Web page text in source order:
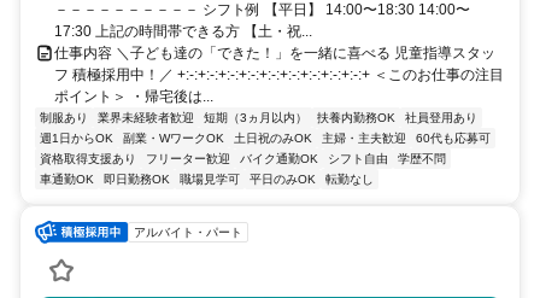
－－－－－－－－－－ シフト例 【平日】 14:00〜18:30 14:00〜
17:30 上記の時間帯できる方 【土・祝...
仕事内容 ＼子ども達の「できた！」を一緒に喜べる 児童指導スタッ
フ 積極採用中！／ +:-:+:-:+:-:+:-:+:-:+:-:+:-:+:-:+:-:+ ＜このお仕事の注目
ポイント＞ ・帰宅後は...
制服あり 業界未経験者歓迎 短期（3ヵ月以内） 扶養内勤務OK
社員登用あり
週1日からOK
副業・WワークOK 土日祝のみOK 主婦・主夫歓迎
60代も応募可
資格取得支援あり
フリーター歓迎 バイク通勤OK シフト自由
学歴不問
車通勤OK
即日勤務OK 職場見学可 平日のみOK 転勤なし
アルバイト・パート